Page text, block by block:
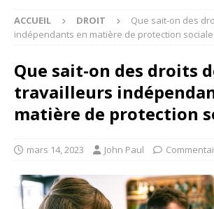
ACCUEIL DROIT
Que sait-on des
indépendants en matière de protection sociale
Que sait-on des droits
travailleurs
matière de protection
mars 14, 2023 John Paul